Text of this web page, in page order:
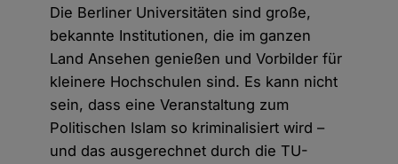
Die Berliner Universitäten sind große,
bekannte Institutionen, die im ganzen
Land Ansehen genießen und Vorbilder für
kleinere Hochschulen sind. Es kann nicht
sein, dass eine Veranstaltung zum
Politischen Islam so kriminalisiert wird –
und das ausgerechnet durch die TU-